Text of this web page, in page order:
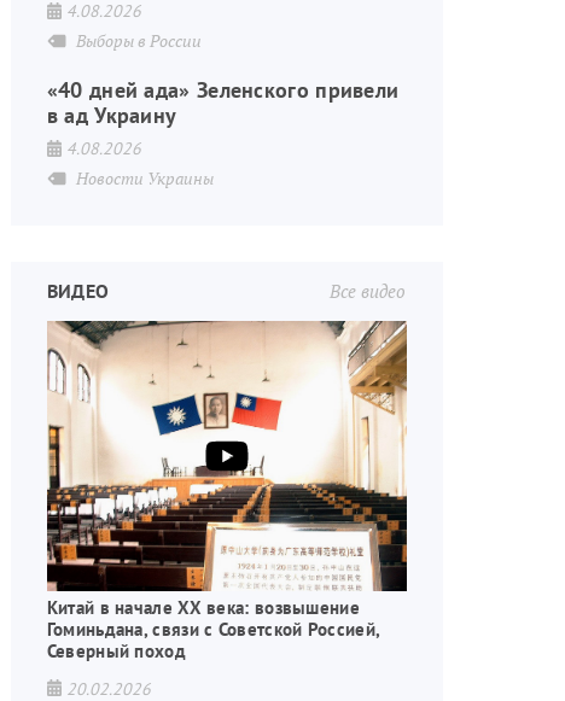
4.08.2026
Выборы в России
«40 дней ада» Зеленского привели
в ад Украину
4.08.2026
Новости Украины
Все видео
ВИДЕО
Китай в начале XX века: возвышение
Гоминьдана, связи с Советской Россией,
Северный поход
20.02.2026